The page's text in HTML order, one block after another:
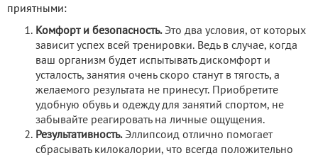
приятными:
Комфорт и безопасность.Это два условия, от которых
зависит успех всей тренировки. Ведь в случае, когда
ваш организм будет испытывать дискомфорт и
усталость, занятия очень скоро станут в тягость, а
желаемого результата не принесут. Приобретите
удобную обувь и одежду для занятий спортом, не
забывайте реагировать на личные ощущения.
Результативность.Эллипсоид отлично помогает
сбрасывать килокалории, что всегда положительно